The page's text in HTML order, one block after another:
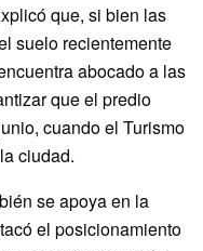
que, si bien las
suelo recientemente
abocado a las
que el predio
cuando el Turismo
ciudad.
se apoya en la
el posicionamiento